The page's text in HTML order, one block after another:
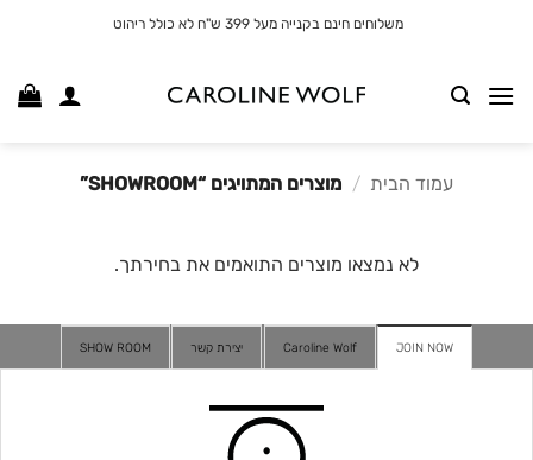
משלוחים חינם בקנייה מעל 399 ש"ח לא כולל ריהוט
עמוד הבית / מוצרים המתויגים “SHOWROOM”
לא נמצאו מוצרים התואמים את בחירתך.
JOIN NOW
Caroline Wolf יצירת קשר SHOW ROOM